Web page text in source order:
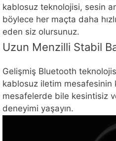
kablosuz teknolojisi, sesin
böylece her maçta daha
eden siz olursunuz.
Uzun Menzilli Stabil
Gelişmiş Bluetooth
kablosuz iletim mesafesinin
mesafelerde bile kesintisiz
deneyimi yaşayın.